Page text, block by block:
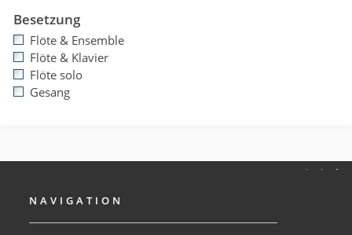
Besetzung
Flöte & Ensemble
Flöte & Klavier
Flöte solo
Gesang
NAVIGATION